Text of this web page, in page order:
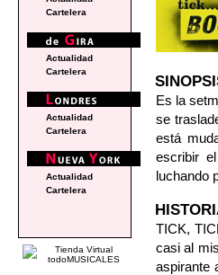
Es la
se
está
escribir
luchando
TICK,
casi al
aspirante
Cartelera
Actualidad
Cartelera
Actualidad
Cartelera
Actualidad
Cartelera